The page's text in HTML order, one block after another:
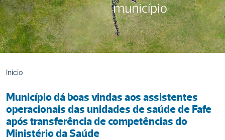
Início
Município dá boas vindas aos assistentes
operacionais das unidades de saúde de Fafe
após transferência de competências do
Ministério da Saúde